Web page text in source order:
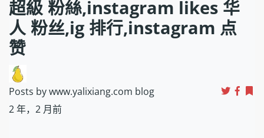
超級 粉絲,instagram likes 华
人 粉丝,ig 排行,instagram 点
赞
Posts by www.yalixiang.com blog
2 年，2 月前